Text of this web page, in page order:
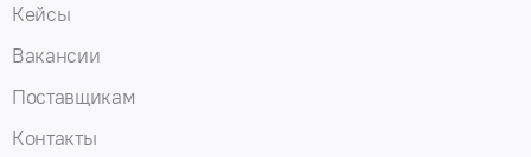
Кейсы
Вакансии
Поставщикам
Контакты